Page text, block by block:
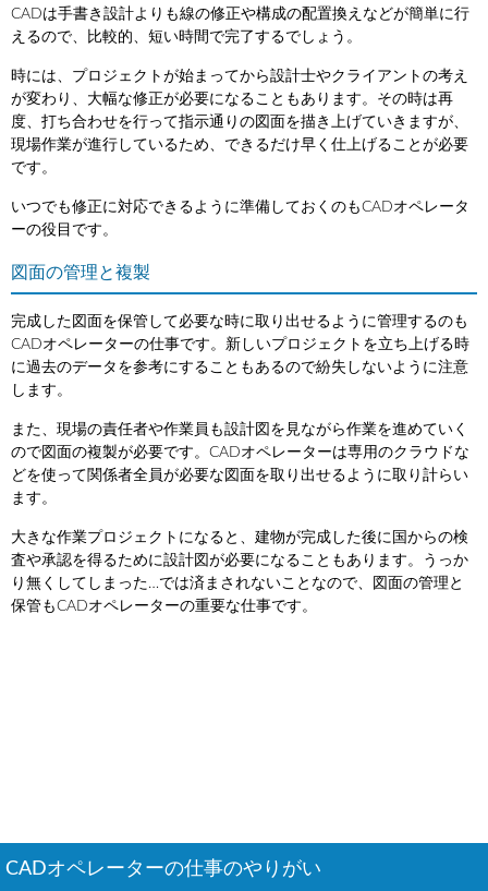
CADは手書き設計よりも線の修正や構成の配置換えなどが簡単に行
えるので、比較的、短い時間で完了するでしょう。
時には、プロジェクトが始まってから設計士やクライアントの考え
が変わり、大幅な修正が必要になることもあります。その時は再
度、打ち合わせを行って指示通りの図面を描き上げていきますが、
現場作業が進行しているため、できるだけ早く仕上げることが必要
です。
いつでも修正に対応できるように準備しておくのもCADオペレータ
ーの役目です。
図面の管理と複製
完成した図面を保管して必要な時に取り出せるように管理するのも
CADオペレーターの仕事です。新しいプロジェクトを立ち上げる時
に過去のデータを参考にすることもあるので紛失しないように注意
します。
また、現場の責任者や作業員も設計図を見ながら作業を進めていく
ので図面の複製が必要です。CADオペレーターは専用のクラウドな
どを使って関係者全員が必要な図面を取り出せるように取り計らい
ます。
大きな作業プロジェクトになると、建物が完成した後に国からの検
査や承認を得るために設計図が必要になることもあります。うっか
り無くしてしまった…では済まされないことなので、図面の管理と
保管もCADオペレーターの重要な仕事です。
CADオペレーターの仕事のやりがい